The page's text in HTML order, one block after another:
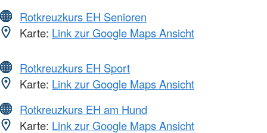
Rotkreuzkurs EH Senioren
Karte: Link zur Google Maps Ansicht
Rotkreuzkurs EH Sport
Karte: Link zur Google Maps Ansicht
Rotkreuzkurs EH am Hund
Karte: Link zur Google Maps Ansicht